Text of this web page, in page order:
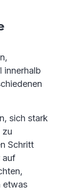
innerhalb
sich stark
zu
Schritt
auf
etwas